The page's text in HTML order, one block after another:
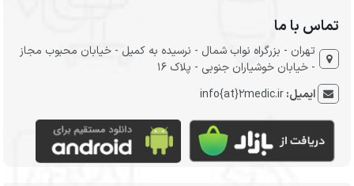
تماس با ما
تهران - بزرگراه نواب شمال - نرسیده به کمیل - خیابان محبوب مجاز
- خیابان خوشیاران جنوبی - پلاک 16
ایمیل:info{at}2medic.ir